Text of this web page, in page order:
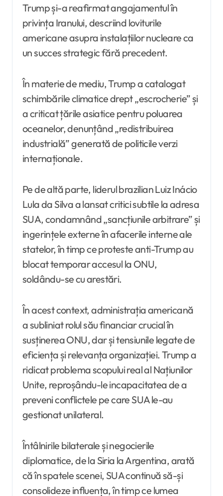
Trump și-a reafirmat angajamentul în
privința Iranului, descriind loviturile
americane asupra instalațiilor nucleare ca
un succes strategic fără precedent.
În materie de mediu, Trump a catalogat
schimbările climatice drept „escrocherie” și
a criticat țările asiatice pentru poluarea
oceanelor, denunțând „redistribuirea
industrială” generată de politicile verzi
internaționale.
Pe de altă parte, liderul brazilian Luiz Inácio
Lula da Silva a lansat critici subtile la adresa
SUA, condamnând „sancțiunile arbitrare” și
ingerințele externe în afacerile interne ale
statelor, în timp ce proteste anti-Trump au
blocat temporar accesul la ONU,
soldându-se cu arestări.
În acest context, administrația americană
a subliniat rolul său financiar crucial în
susținerea ONU, dar și tensiunile legate de
eficiența și relevanța organizației. Trump a
ridicat problema scopului real al Națiunilor
Unite, reproșându-le incapacitatea de a
preveni conflictele pe care SUA le-au
gestionat unilateral.
Întâlnirile bilaterale și negocierile
diplomatice, de la Siria la Argentina, arată
că în spatele scenei, SUA continuă să-și
consolideze influența, în timp ce lumea